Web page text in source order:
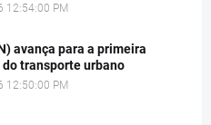
12:54:00 PM
avança para a primeira
do transporte urbano
12:50:00 PM